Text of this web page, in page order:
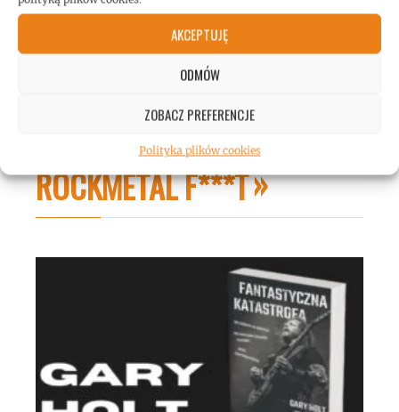
AKCEPTUJĘ
ODMÓW
ZOBACZ PREFERENCJE
Polityka plików cookies
ROCKMETAL F***T